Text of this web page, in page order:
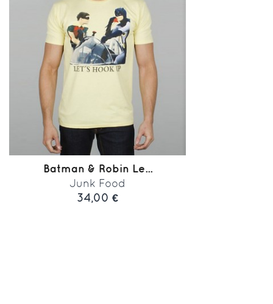
Batman & Robin Le...
Junk Food
34,00 €